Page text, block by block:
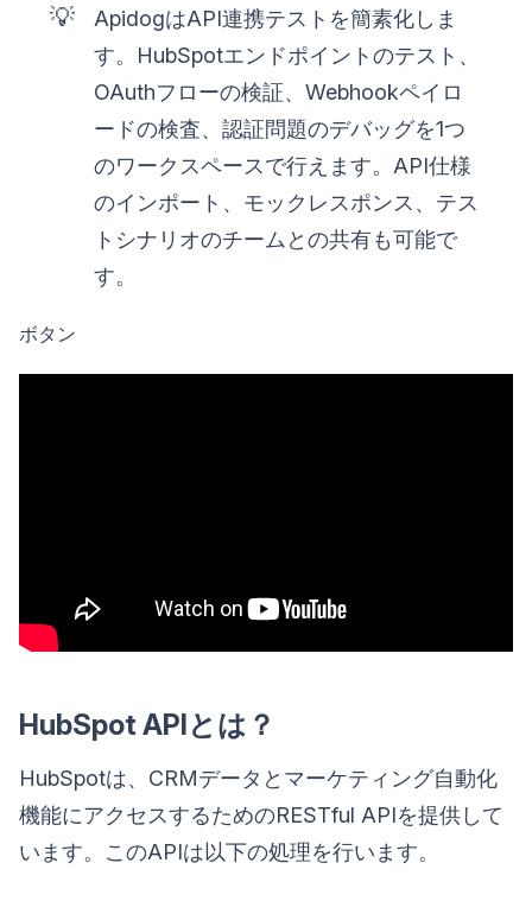
💡
ApidogはAPI連携テストを簡素化しま
す。HubSpotエンドポイントのテスト、
OAuthフローの検証、Webhookペイロ
ードの検査、認証問題のデバッグを1つ
のワークスペースで行えます。API仕様
のインポート、モックレスポンス、テス
トシナリオのチームとの共有も可能で
す。
ボタン
HubSpot APIとは？
HubSpotは、CRMデータとマーケティング自動化
機能にアクセスするためのRESTful APIを提供して
います。このAPIは以下の処理を行います。